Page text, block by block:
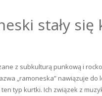
stały
z subkulturą punkową i
„ramoneska” nawiązuje
typ kurtki. Ich związek z